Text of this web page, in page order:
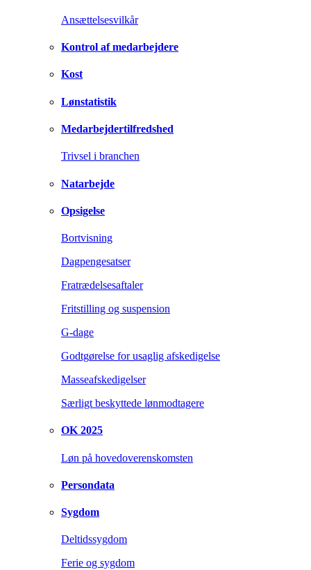
Ansættelsesvilkår
Kontrol af medarbejdere
Kost
Lønstatistik
Medarbejdertilfredshed
Trivsel i branchen
Natarbejde
Opsigelse
Bortvisning
Dagpengesatser
Fratrædelsesaftaler
Fritstilling og suspension
G-dage
Godtgørelse for usaglig afskedigelse
Masseafskedigelser
Særligt beskyttede lønmodtagere
OK 2025
Løn på hovedoverenskomsten
Persondata
Sygdom
Deltidssygdom
Ferie og sygdom